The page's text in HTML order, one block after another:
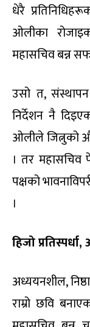
धेरै
ओलीका
महासचिव बन्न
उसो त, संस्थापन
निर्देशन नै
ओलीले जित्नुको
। तर महासचिव
पक्षको
।
हिजो
अध्ययनशील,
राम्रो छवि